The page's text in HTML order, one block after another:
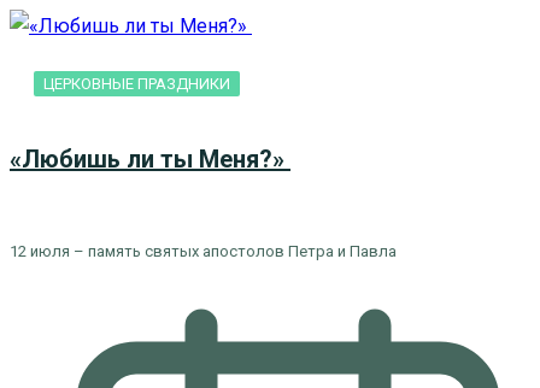
ЦЕРКОВНЫЕ ПРАЗДНИКИ
«Любишь ли ты Меня?»
12 июля – память святых апостолов Петра и Павла